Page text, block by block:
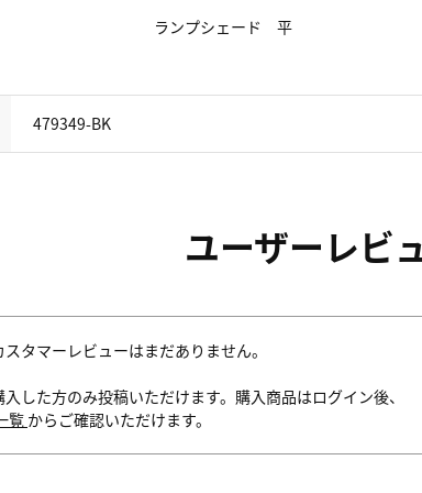
ランプシェード 平
479349-BK
ユーザーレビ
タマーレビューはまだありません。
した方のみ投稿いただけます。購入商品はログイン後、
覧 からご確認いただけます。